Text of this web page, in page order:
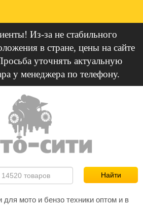
Из-за не стабильного
в стране, цены на сайте
уточнять актуальную
у менеджера по телефону.
для мото и бензо техники оптом и в